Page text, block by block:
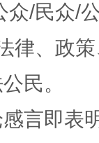
众/民众/
律、政
民。
言即表